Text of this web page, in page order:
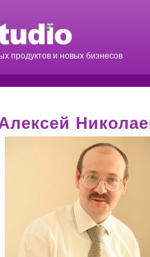
продуктов и новых бизнесов